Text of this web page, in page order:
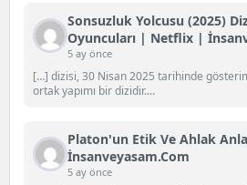
Sonsuzluk Yolcusu (2025)
Oyuncuları | Netflix |
5 ay önce
[…] dizisi, 30 Nisan 2025 tarihinde
ortak yapımı bir dizidir....
Platon'un Etik Ve Ahlak
İnsanveyasam.com
5 ay önce